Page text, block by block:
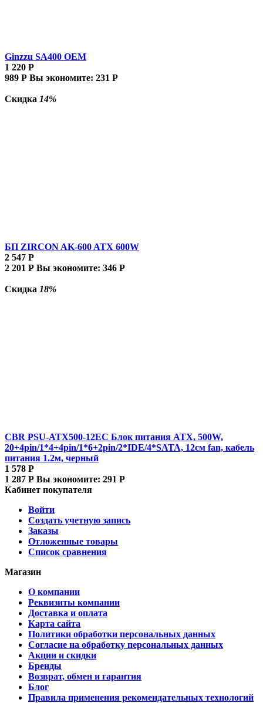
Ginzzu SA400 OEM
1 220 Р
989 Р Вы экономите: 231 Р
Скидка 14%
БП ZIRCON AK-600 ATX 600W
2 547 Р
2 201 Р Вы экономите: 346 Р
Скидка 18%
CBR PSU-ATX500-12EC Блок питания ATX, 500W,
20+4pin/1*4+4pin/1*6+2pin/2*IDE/4*SATA, 12см fan, кабель
питания 1.2м, черный
1 578 Р
1 287 Р Вы экономите: 291 Р
Кабинет покупателя
Войти
Создать учетную запись
Заказы
Отложенные товары
Список сравнения
Магазин
О компании
Реквизиты компании
Доставка и оплата
Карта сайта
Политики обработки персональных данных
Согласие на обработку персональных данных
Акции и скидки
Бренды
Возврат, обмен и гарантия
Блог
Правила применения рекомендательных технологий